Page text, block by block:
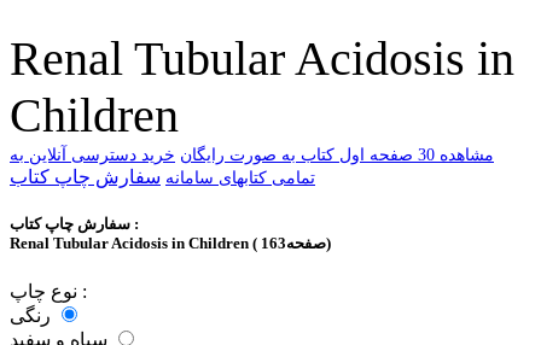
Renal Tubular Acidosis in
Children
ﻣﺸﺎﻫﺪﻩ 30 ﺻﻔﺤﻪ اﻭﻝ ﮐﺘﺎﺏ ﺑﻪ ﺻﻮﺭﺕ ﺭاﯾﮕﺎﻥ
خرید دسترسی آنلاین به
تمامی کتابهای سامانه سفارش چاپ کتاب
سفارش چاپ کتاب :
Renal Tubular Acidosis in Children ( 163صفحه)
نوع چاپ :
رنگی
سیاه و سفید